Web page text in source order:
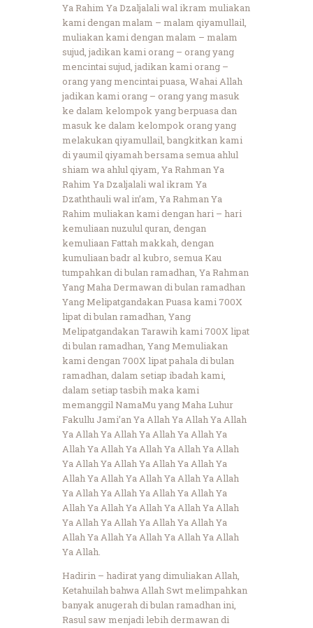
Ya Rahim Ya Dzaljalali wal ikram muliakan
kami dengan malam – malam qiyamullail,
muliakan kami dengan malam – malam
sujud, jadikan kami orang – orang yang
mencintai sujud, jadikan kami orang –
orang yang mencintai puasa, Wahai Allah
jadikan kami orang – orang yang masuk
ke dalam kelompok yang berpuasa dan
masuk ke dalam kelompok orang yang
melakukan qiyamullail, bangkitkan kami
di yaumil qiyamah bersama semua ahlul
shiam wa ahlul qiyam, Ya Rahman Ya
Rahim Ya Dzaljalali wal ikram Ya
Dzaththauli wal in’am, Ya Rahman Ya
Rahim muliakan kami dengan hari – hari
kemuliaan nuzulul quran, dengan
kemuliaan Fattah makkah, dengan
kumuliaan badr al kubro, semua Kau
tumpahkan di bulan ramadhan, Ya Rahman
Yang Maha Dermawan di bulan ramadhan
Yang Melipatgandakan Puasa kami 700X
lipat di bulan ramadhan, Yang
Melipatgandakan Tarawih kami 700X lipat
di bulan ramadhan, Yang Memuliakan
kami dengan 700X lipat pahala di bulan
ramadhan, dalam setiap ibadah kami,
dalam setiap tasbih maka kami
memanggil NamaMu yang Maha Luhur
Fakullu Jami’an Ya Allah Ya Allah Ya Allah
Ya Allah Ya Allah Ya Allah Ya Allah Ya
Allah Ya Allah Ya Allah Ya Allah Ya Allah
Ya Allah Ya Allah Ya Allah Ya Allah Ya
Allah Ya Allah Ya Allah Ya Allah Ya Allah
Ya Allah Ya Allah Ya Allah Ya Allah Ya
Allah Ya Allah Ya Allah Ya Allah Ya Allah
Ya Allah Ya Allah Ya Allah Ya Allah Ya
Allah Ya Allah Ya Allah Ya Allah Ya Allah
Ya Allah.
Hadirin – hadirat yang dimuliakan Allah,
Ketahuilah bahwa Allah Swt melimpahkan
banyak anugerah di bulan ramadhan ini,
Rasul saw menjadi lebih dermawan di